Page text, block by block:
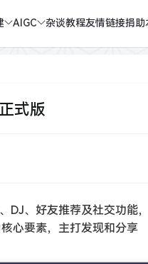
AIGC 杂谈教程友情链接捐助
式版
、好友推荐及社交功能
心要素，主打发现和分享